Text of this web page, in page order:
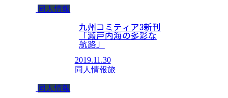
同人情報
九州コミティア3新刊
「瀬戸内海の多彩な
航路」
2019.11.30
同人情報旅
同人情報